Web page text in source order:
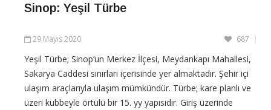
Sinop: Yeşil Türbe
29 Mayıs 2020 687
Yeşil Türbe; Sinop’un Merkez İlçesi, Meydankapı Mahallesi,
Sakarya Caddesi sınırları içerisinde yer almaktadır. Şehir içi
ulaşım araçlarıyla ulaşım mümkündür. Türbe; kare planlı ve
üzeri kubbeyle örtülü bir 15. yy yapısıdır. Giriş üzerinde